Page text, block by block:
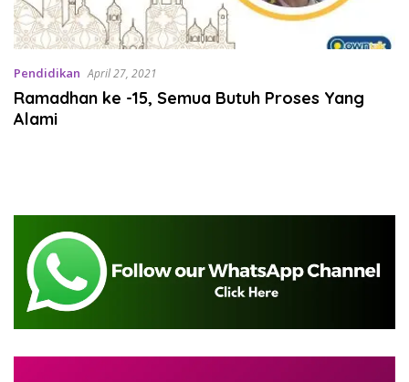
Pendidikan April 27, 2021
Ramadhan ke -15, Semua Butuh Proses Yang
Alami